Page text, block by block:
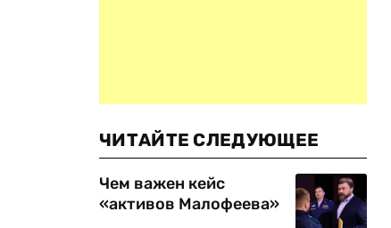
ЧИТАЙТЕ СЛЕДУЮЩЕЕ
Чем важен кейс
«активов Малофеева»